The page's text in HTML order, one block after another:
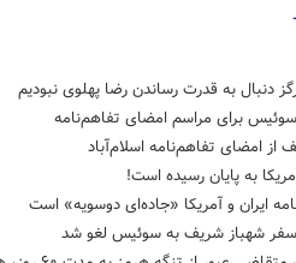
دنبال به قدرت رساندن رضا پهلوی نبودیم
برای مراسم امضای تفاهم‌نامه
از امضای تفاهم‌نامه اسلام‌آباد
به پایان رسیده است!
ایران و آمریکا «جاده‌ای دوسویه» است
سفر شهباز شریف به سوئیس لغو شد